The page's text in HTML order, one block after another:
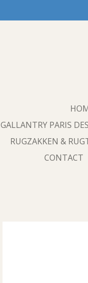
GALLANTRY PARIS
RUGZAKKEN &
CONTACT